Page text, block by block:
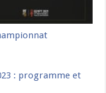
: programme et